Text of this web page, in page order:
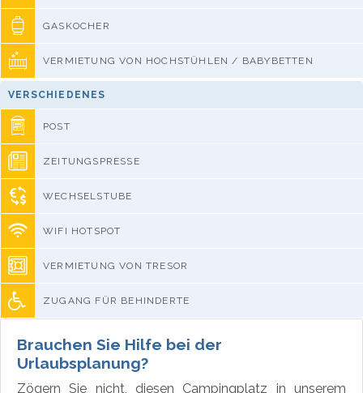
GASKOCHER
VERMIETUNG VON HOCHSTÜHLEN / BABYBETTEN
VERSCHIEDENES
POST
ZEITUNGSPRESSE
WECHSELSTUBE
WIFI HOTSPOT
VERMIETUNG VON TRESOR
ZUGANG FÜR BEHINDERTE
Brauchen Sie Hilfe bei der
Urlaubsplanung?
Zögern Sie nicht, diesen Campingplatz in unserem